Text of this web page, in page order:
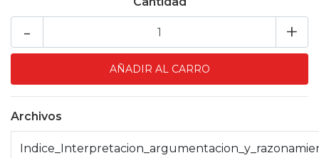
+
-
Archivos